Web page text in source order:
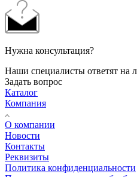
Нужна консультация?
Наши специалисты ответят на
Задать вопрос
Каталог
Компания
О компании
Новости
Контакты
Реквизиты
Политика конфиденциальности